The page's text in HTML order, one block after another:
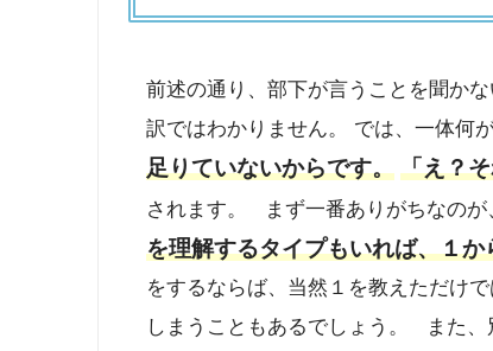
前述の通り、部下が言うことを聞か
訳ではわかりません。 では、一体何
足りていないからです。 「え？
されます。 まず一番ありがちなのが
を理解するタイプもいれば、１
をするならば、当然１を教えただけ
しまうこともあるでしょう。 また、